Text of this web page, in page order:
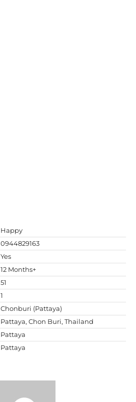
Happy
0944829163
Yes
12 Months+
51
1
Chonburi (Pattaya)
Pattaya, Chon Buri, Thailand
Pattaya
Pattaya